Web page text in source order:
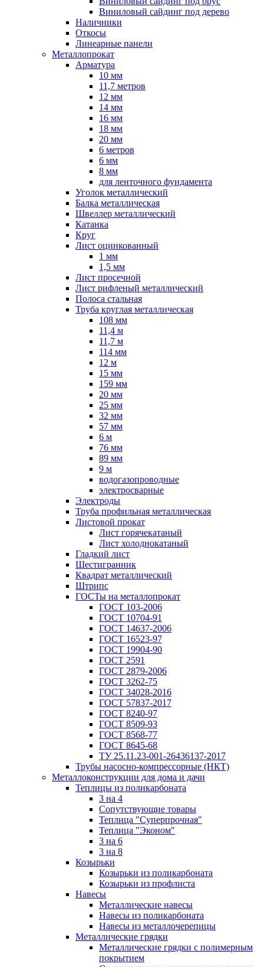
Виниловый сайдинг под дерево
Наличники
Откосы
Линеарные панели
Металлопрокат
Арматура
10 мм
11,7 метров
12 мм
14 мм
16 мм
18 мм
20 мм
6 метров
6 мм
8 мм
для ленточного фундамента
Уголок металлический
Балка металлическая
Швеллер металлический
Катанка
Круг
Лист оцинкованный
1 мм
1,5 мм
Лист просечной
Лист рифленый металлический
Полоса стальная
Труба круглая металлическая
108 мм
11,4 м
11,7 м
114 мм
12 м
15 мм
159 мм
20 мм
25 мм
32 мм
57 мм
6 м
76 мм
89 мм
9 м
водогазопроводные
электросварные
Электроды
Труба профильная металлическая
Листовой прокат
Лист горячекатаный
Лист холоднокатаный
Гладкий лист
Шестигранник
Квадрат металлический
Штрипс
ГОСТы на металлопрокат
ГОСТ 103-2006
ГОСТ 10704-91
ГОСТ 14637-2006
ГОСТ 16523-97
ГОСТ 19904-90
ГОСТ 2591
ГОСТ 2879-2006
ГОСТ 3262-75
ГОСТ 34028-2016
ГОСТ 57837-2017
ГОСТ 8240-97
ГОСТ 8509-93
ГОСТ 8568-77
ГОСТ 8645-68
ТУ 25.11.23-001-26436137-2017
Трубы насосно-компрессорные (НКТ)
Металлоконструкции для дома и дачи
Теплицы из поликарбоната
3 на 4
Сопутствующие товары
Теплица "Суперпрочная"
Теплица "Эконом"
3 на 6
3 на 8
Козырьки
Козырьки из поликарбоната
Козырьки из профлиста
Навесы
Металлические навесы
Навесы из поликарбоната
Навесы из металлочерепицы
Металлические грядки
Металлические грядки с полимерным
покрытием